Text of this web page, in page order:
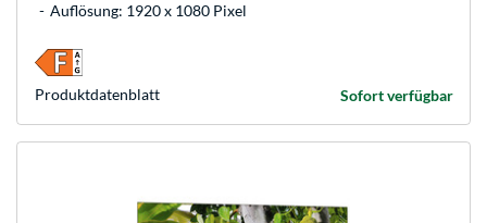
Auflösung: 1920 x 1080 Pixel
Sofort verfügbar
Produkt­datenblatt